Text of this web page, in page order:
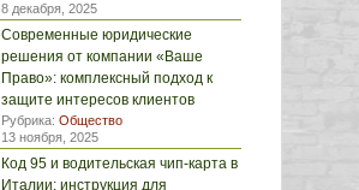
8 декабря, 2025
Современные юридические
решения от компании «Ваше
Право»: комплексный подход к
защите интересов клиентов
Рубрика: Общество
13 ноября, 2025
Код 95 и водительская чип-карта в
Италии: инструкция для